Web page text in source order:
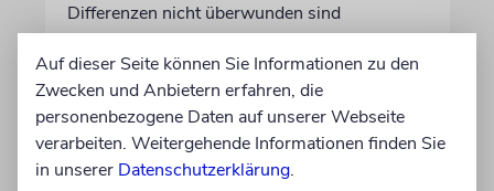
Differenzen nicht überwunden sind
28.07.2026
Auf dieser Seite können Sie Informationen zu den
Zwecken und Anbietern erfahren, die
personenbezogene Daten auf unserer Webseite
verarbeiten. Weitergehende Informationen finden Sie
in unserer Datenschutzerklärung.